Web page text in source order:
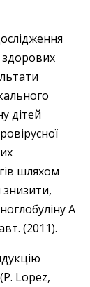
здорових
дітей
шляхом
A
(2011).
Lopez,